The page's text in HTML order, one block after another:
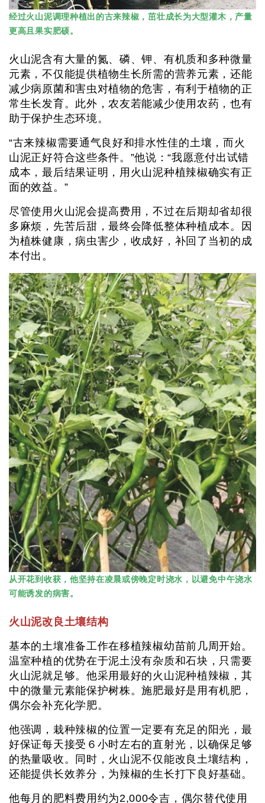
经过火山泥调理种植出的古来辣椒，茁壮成长为大型灌木，产量
更高且果实肥硕。
火山泥含有大量的氮、磷、钾、有机质和多种微量
元素，不仅能提供植物生长所需的营养元素，还能
减少病原菌和害虫对植物的危害，有利于植物的正
常生长发育。此外，农友若能减少使用农药，也有
助于保护生态环境。
“古来辣椒需要通气良好和排水性佳的土壤，而火
山泥正好符合这些条件。”他说：“我愿意付出试错
成本，最后结果证明，用火山泥种植辣椒确实有正
面的效益。”
尽管使用火山泥会提高费用，不过在后期却省却很
多麻烦，先苦后甜，最终会降低整体种植成本。因
为植株健康，病虫害少，收成好，补回了当初的成
本付出。
从开花到收获，他坚持在凌晨或傍晚定时浇水，以避免中午浇水
可能诱发的病害。
火山泥改良土壤结构
基本的土壤准备工作在移植辣椒幼苗前几周开始。
温室种植的优势在于泥土没有杂质和石块，只需要
火山泥就足够。他采用最好的火山泥种植辣椒，其
中的微量元素能保护树株。施肥最好是用有机肥，
偶尔会补充化学肥。
他强调，栽种辣椒的位置一定要有充足的阳光，最
好保证每天接受６小时左右的直射光，以确保足够
的热量吸收。同时，火山泥不仅能改良土壤结构，
还能提供长效养分，为辣椒的生长打下良好基础。
他每月的肥料费用约为2,000令吉，偶尔替代使用